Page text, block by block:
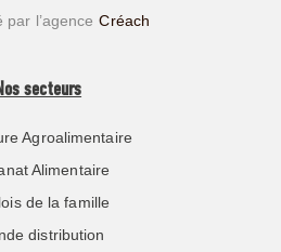
par l’agence Créach
secteurs
Agroalimentaire
Alimentaire
de la famille
distribution